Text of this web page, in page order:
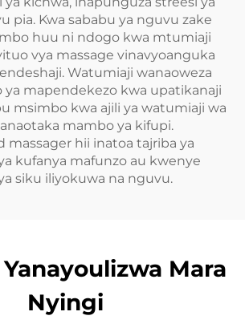
pia. Kwa sababu ya nguvu zake
huu ni ndogo kwa mtumiaji
vya massage vinavyoanguka
Watumiaji wanaoweza
ya mapendekezo kwa upatikanaji
msimbo kwa ajili ya watumiaji wa
mambo ya kifupi.
massager hii inatoa tajriba ya
kufanya mafunzo au kwenye
siku iliyokuwa na nguvu.
Mara
Nyingi